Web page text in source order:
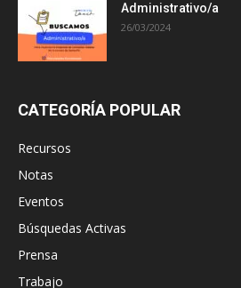
Administrativo/a
26/03/2024
CATEGORÍA POPULAR
Recursos
Notas
Eventos
Búsquedas Activas
Prensa
Trabajo